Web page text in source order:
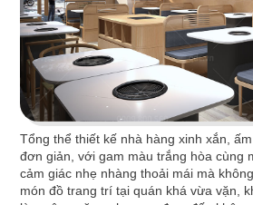
Chi tiết
Tổng thể thiết kế nhà hàng xinh xắn,
đơn giản, với gam màu trắng hòa cùng
cảm giác nhẹ nhàng thoải mái mà
món đồ trang trí tại quán khá vừa vặn,